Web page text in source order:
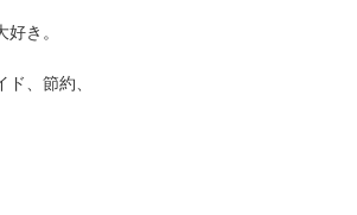
き。
、節約、